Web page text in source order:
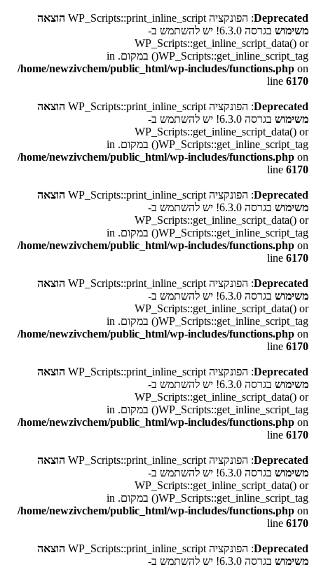
Deprecated: הפונקציה WP_Scripts::print_inline_script
הוצאה
משימוש
בגרסה 6.3.0! יש להשתמש ב-
WP_Scripts::get_inline_script_data() or
WP_Scripts::get_inline_script_tag() במקום. in
/home/newzivchem/public_html/wp-includes/functions.php on
line 6170
Deprecated: הפונקציה WP_Scripts::print_inline_script
הוצאה
משימוש
בגרסה 6.3.0! יש להשתמש ב-
WP_Scripts::get_inline_script_data() or
WP_Scripts::get_inline_script_tag() במקום. in
/home/newzivchem/public_html/wp-includes/functions.php on
line 6170
Deprecated: הפונקציה WP_Scripts::print_inline_script
הוצאה
משימוש
בגרסה 6.3.0! יש להשתמש ב-
WP_Scripts::get_inline_script_data() or
WP_Scripts::get_inline_script_tag() במקום. in
/home/newzivchem/public_html/wp-includes/functions.php on
line 6170
Deprecated: הפונקציה WP_Scripts::print_inline_script
הוצאה
משימוש
בגרסה 6.3.0! יש להשתמש ב-
WP_Scripts::get_inline_script_data() or
WP_Scripts::get_inline_script_tag() במקום. in
/home/newzivchem/public_html/wp-includes/functions.php on
line 6170
Deprecated: הפונקציה WP_Scripts::print_inline_script
הוצאה
משימוש
בגרסה 6.3.0! יש להשתמש ב-
WP_Scripts::get_inline_script_data() or
WP_Scripts::get_inline_script_tag() במקום. in
/home/newzivchem/public_html/wp-includes/functions.php on
line 6170
Deprecated: הפונקציה WP_Scripts::print_inline_script
הוצאה
משימוש
בגרסה 6.3.0! יש להשתמש ב-
WP_Scripts::get_inline_script_data() or
WP_Scripts::get_inline_script_tag() במקום. in
/home/newzivchem/public_html/wp-includes/functions.php on
line 6170
Deprecated: הפונקציה WP_Scripts::print_inline_script
הוצאה
משימוש
בגרסה 6.3.0! יש להשתמש ב-